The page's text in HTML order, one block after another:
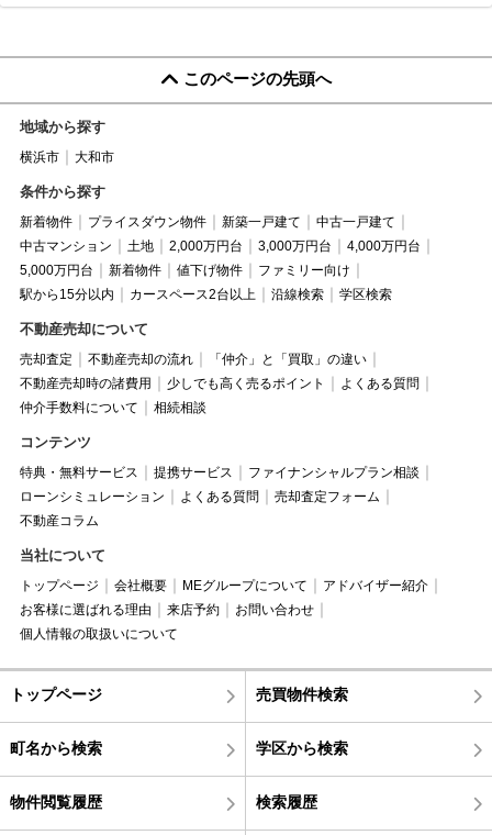
このページの先頭へ
地域から探す
横浜市 大和市
条件から探す
新着物件 プライスダウン物件 新築一戸建て
中古一戸建て
中古マンション
土地 2,000万円台 3,000万円台
4,000万円台
5,000万円台
新着物件 値下げ物件
ファミリー向け
駅から15分以内
カースペース2台以上 沿線検索 学区検索
不動産売却について
売却査定 不動産売却の流れ
「仲介」と「買取」の違い
不動産売却時の諸費用
少しでも高く売るポイント
よくある質問
仲介手数料について
相続相談
コンテンツ
特典・無料サービス 提携サービス
ファイナンシャルプラン相談
ローンシミュレーション
よくある質問
売却査定フォーム
不動産コラム
当社について
トップページ 会社概要 MEグループについて
アドバイザー紹介
お客様に選ばれる理由
来店予約
お問い合わせ
個人情報の取扱いについて
トップページ 売買物件検索
町名から検索 学区から検索
物件閲覧履歴 検索履歴